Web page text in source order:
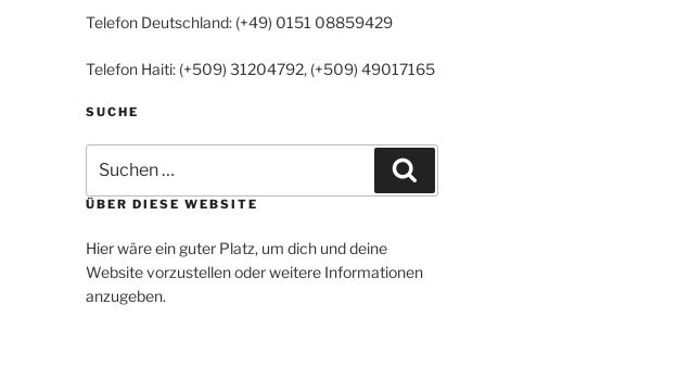
Telefon Deutschland: (+49) 0151 08859429
Telefon Haiti: (+509) 31204792, (+509) 49017165
SUCHE
nach:
ÜBER DIESE WEBSITE
Hier wäre ein guter Platz, um dich und deine
Website vorzustellen oder weitere Informationen
anzugeben.